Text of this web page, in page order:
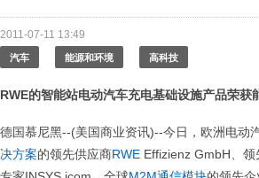
2011-07-11 13:49
汽车 能源和环境 高科技
RWE的智能站电动汽车充电基础设施产品荣获
德国慕尼黑--(美国商业资讯)--今日，欧洲电动
决方案的领先供应商RWE Effizienz GmbH、